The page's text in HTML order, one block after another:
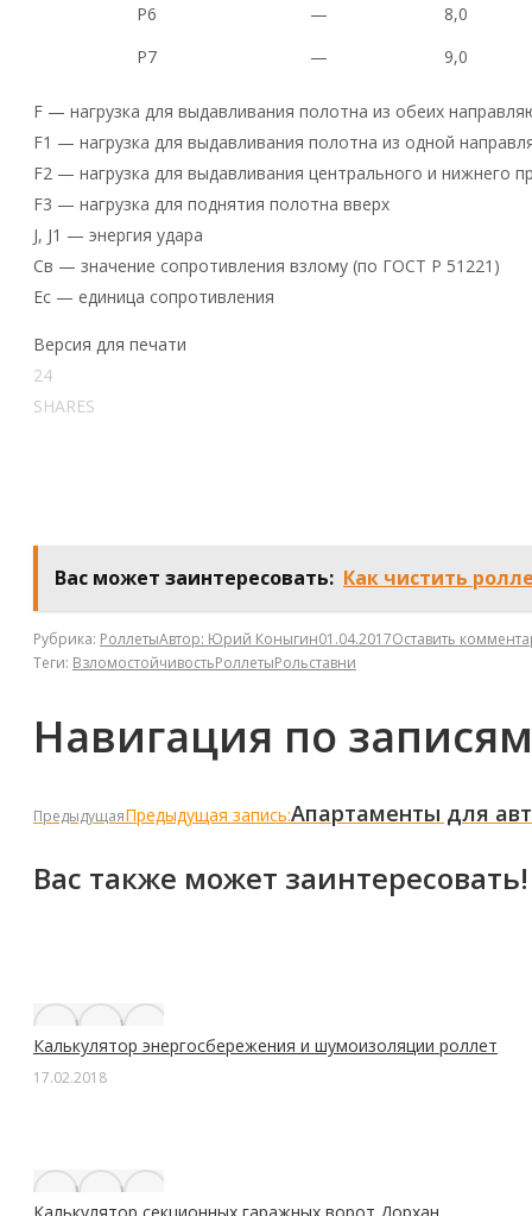
Р6
—
8,0
Р7
— 9,0
F — нагрузка для выдавливания полотна из обеих
F1 — нагрузка для выдавливания полотна из одной
F2 — нагрузка для выдавливания центрального и нижнего
F3 — нагрузка для поднятия полотна вверх
J, J1 — энергия удара
Cв — значение сопротивления взлому (по ГОСТ Р 51221)
Ес — единица сопротивления
Версия для печати
24
SHARES
Вас может заинтересовать: Как чистить
Рубрика: РоллетыАвтор: Юрий Коныгин01.04.2017Оставить
Теги: ВзломостойчивостьРоллетыРольставни
Навигация по записям
ПредыдущаяПредыдущая запись:Апартаменты для
Вас также может заинтересовать!
Калькулятор энергосбережения и шумоизоляции роллет
17.02.2018